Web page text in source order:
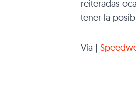
reiteradas
tener la
Vía |